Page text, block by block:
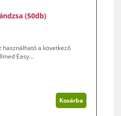
(50db)
használható a következő
Easy...
Kosárba